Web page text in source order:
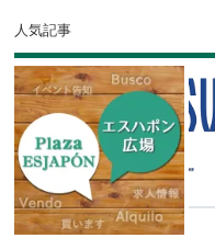
人気記事